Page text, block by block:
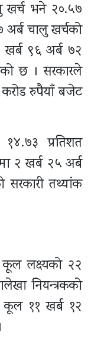
खर्च भने २०.५७
चालु खर्चको
खर्ब ९६ अर्ब ७२
छ । सरकारले
रुपैयाँ बजेट
प्रतिशत
२ खर्ब २५ अर्ब
तथ्यांक
कूल लक्ष्यको २२
नियन्त्रकको
कूल ११ खर्ब १२